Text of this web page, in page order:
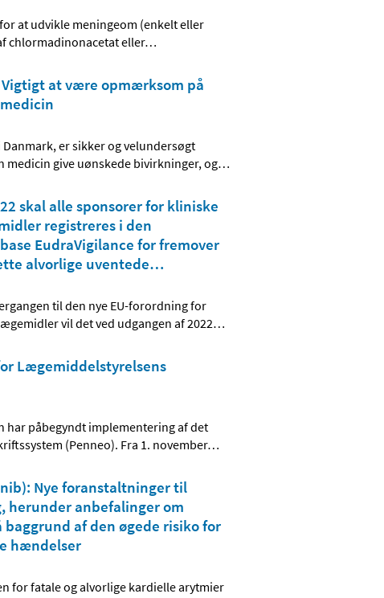
at udvikle meningeom (enkelt eller
chlormadinonacetat eller…
Vigtigt at være opmærksom på
er sikker og velundersøgt
medicin give uønskede bivirkninger, og…
skal alle sponsorer for kliniske
registreres i den
EudraVigilance for fremover
alvorlige uventede…
til den nye EU-forordning for
vil det ved udgangen af 2022…
Lægemiddelstyrelsens
har påbegyndt implementering af det
(Penneo). Fra 1. november…
Nye foranstaltninger til
herunder anbefalinger om
af den øgede risiko for
hændelser
for fatale og alvorlige kardielle arytmier